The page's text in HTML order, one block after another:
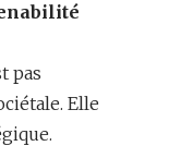
pas
Elle